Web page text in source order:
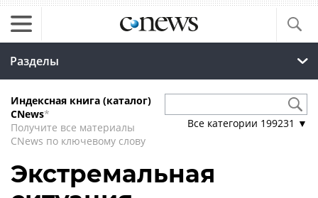
Разделы
Индексная книга (каталог)
CNews*
Получите все материалы
CNews по ключевому слову
Все категории 199231 ▼
Экстремальная